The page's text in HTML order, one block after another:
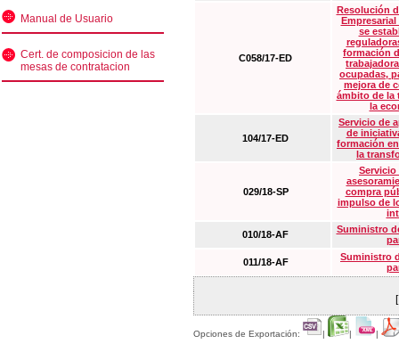
Manual de Usuario
Cert. de composicion de las
mesas de contratacion
C058/17-ED
Resolución
Empresarial
se
formación
ocupadas,
mejora de
ámbito de la
la
104/17-ED
Servicio de
de
formación
la
029/18-SP
Servicio
compra
impulso de
010/18-AF
Suministro
011/18-AF
Suministro
Opciones de Exportación: | | |